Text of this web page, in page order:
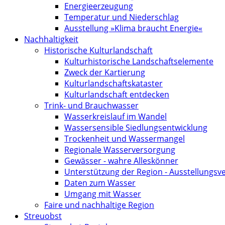
Energieerzeugung
Temperatur und Niederschlag
Ausstellung »Klima braucht Energie«
Nachhaltigkeit
Historische Kulturlandschaft
Kultur­historische Landschafts­elemente
Zweck der Kartierung
Kultur­landschafts­kataster
Kulturlandschaft entdecken
Trink- und Brauchwasser
Wasserkreislauf im Wandel
Wassersensible Siedlungsentwicklung
Trockenheit und Wassermangel
Regionale Wasserversorgung
Gewässer - wahre Alleskönner
Unterstützung der Region -
Daten zum Wasser
Umgang mit Wasser
Faire und nachhaltige Region
Streuobst